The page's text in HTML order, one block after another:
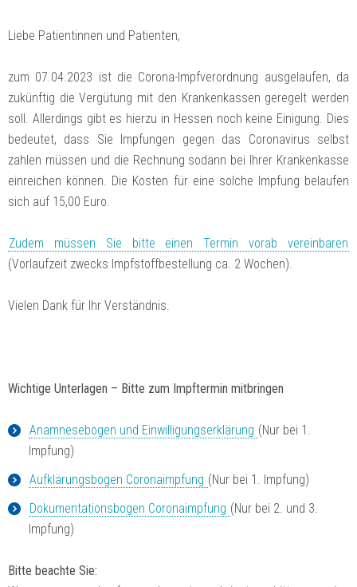
Liebe Patientinnen und Patienten,
zum 07.04.2023 ist die Corona-Impfverordnung ausgelaufen, da
zukünftig die Vergütung mit den Krankenkassen geregelt werden
soll. Allerdings gibt es hierzu in Hessen noch keine Einigung. Dies
bedeutet, dass Sie Impfungen gegen das Coronavirus selbst
zahlen müssen und die Rechnung sodann bei Ihrer Krankenkasse
einreichen können. Die Kosten für eine solche Impfung belaufen
sich auf 15,00 Euro.
Zudem müssen Sie bitte einen Termin vorab vereinbaren
(Vorlaufzeit zwecks Impfstoffbestellung ca. 2 Wochen).
Vielen Dank für Ihr Verständnis.
Wichtige Unterlagen – Bitte zum Impftermin mitbringen
Anamnesebogen und Einwilligungserklärung (Nur bei 1.
Impfung)
Aufklärungsbogen Coronaimpfung (Nur bei 1. Impfung)
Dokumentationsbogen Coronaimpfung (Nur bei 2. und 3.
Impfung)
Bitte beachte Sie: